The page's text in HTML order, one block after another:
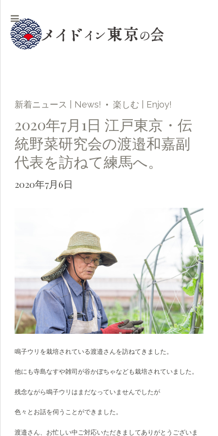
新着ニュース | News! 楽しむ | Enjoy!
2020年7月1日 江戸東京・伝
統野菜研究会の渡邉和嘉副
代表を訪ねて練馬へ。
2020年7月6日
鳴子ウリを栽培されている渡邉さんを訪ねてきました。
他にも寺島なすや雑司が谷かぼちゃなども栽培されていました。
残念ながら鳴子ウリはまだなっていませんでしたが
色々とお話を伺うことができました。
渡邉さん、お忙しい中ご対応いただきましてありがとうございま